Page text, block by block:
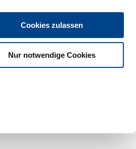
Cookies zulassen
Nur notwendige Cookies